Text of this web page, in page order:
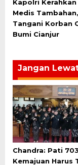
Kapolri Kerahkan
Medis Tambahan,
Tangani Korban
Bumi Cianjur
Jangan
Chandra: Pati
Kemajuan Harus